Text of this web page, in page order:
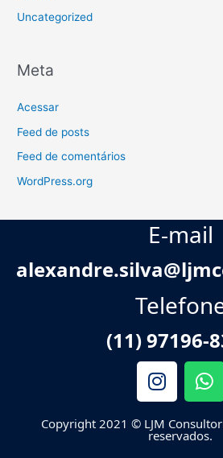
Uncategorized
Meta
Acessar
Feed de posts
Feed de comentários
WordPress.org
E-mail
(11) 97196-
I
n
t
W
h
t
Copyright 2021 © LJM
reservados.